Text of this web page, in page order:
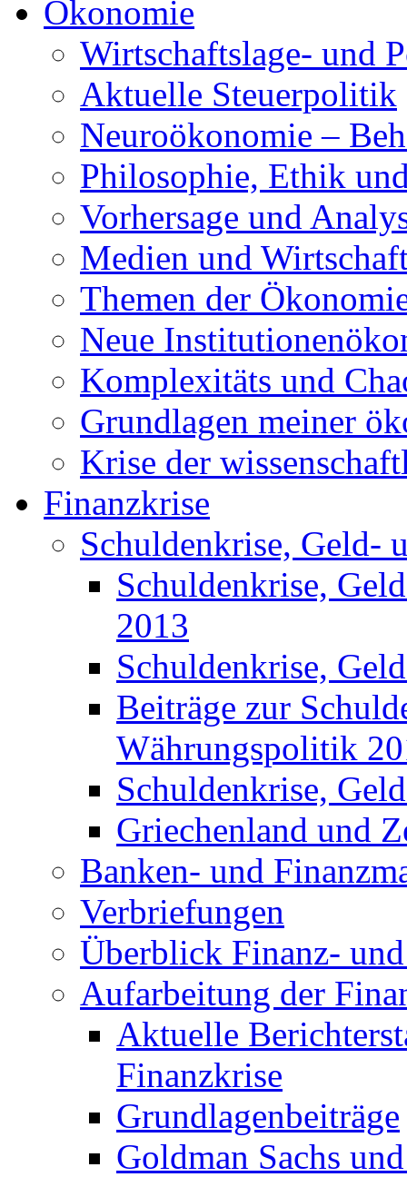
Ökonomie
Wirtschaftslage- und
Aktuelle Steuerpolitik
Neuroökonomie –
Philosophie, Ethik
Vorhersage und
Medien und
Themen der
Neue
Komplexitäts und
Grundlagen meiner
Krise der
Finanzkrise
Schuldenkrise, Geld-
Schuldenkrise,
2013
Schuldenkrise,
Beiträge zur
Währungspolitik
Schuldenkrise,
Griechenland und
Banken- und
Verbriefungen
Überblick Finanz-
Aufarbeitung der
Aktuelle
Finanzkrise
Grundlagenbeiträge
Goldman Sachs